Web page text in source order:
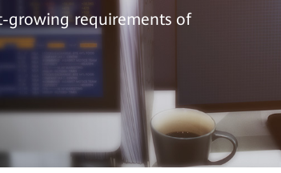
growing requirements of